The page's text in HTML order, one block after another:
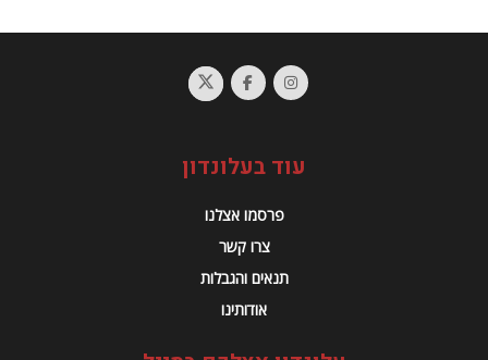
עוד בעלונדון
פרסמו אצלנו
צרו קשר
תנאים והגבלות
אודותינו